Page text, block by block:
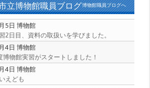
立博物館職員ブログ博物館職員ブログへ
5日 博物館
2日目、資料の取扱いを学びました。
4日 博物館
博物館実習がスタートしました！
4日 博物館
えども